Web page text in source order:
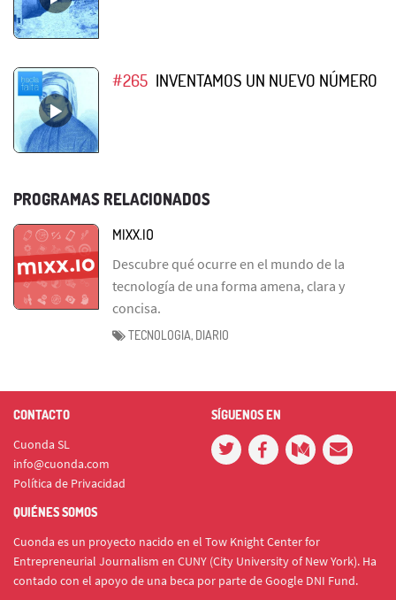
#265 INVENTAMOS UN NUEVO NÚMERO
PROGRAMAS RELACIONADOS
MIXX.IO
Descubre qué ocurre en el mundo de la
tecnología de una forma amena, clara y
concisa.
TECNOLOGIA, DIARIO
CONTACTO
Cuonda SL
info@cuonda.com
Política de Privacidad
SÍGUENOS EN
QUIÉNES SOMOS
Cuonda es un proyecto nacido en el Tow Knight Center for
Entrepreneurial Journalism en CUNY (City University of New York). Ha
contado con el apoyo de una beca por parte de Google DNI Fund.